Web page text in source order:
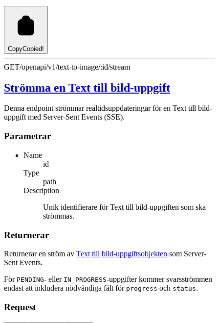
CopyCopied!
GET/openapi/v1/text-to-image/:id/stream
Strömma en Text till bild-uppgift
Denna endpoint strömmar realtidsuppdateringar för en Text till bild-
uppgift med Server-Sent Events (SSE).
Parametrar
Name
id
Type
path
Description
Unik identifierare för Text till bild-uppgiften som ska
strömmas.
Returnerar
Returnerar en ström av Text till bild-uppgiftsobjekten som Server-
Sent Events.
För PENDING- eller IN_PROGRESS-uppgifter kommer svarsströmmen
endast att inkludera nödvändiga fält för progress och status.
Request